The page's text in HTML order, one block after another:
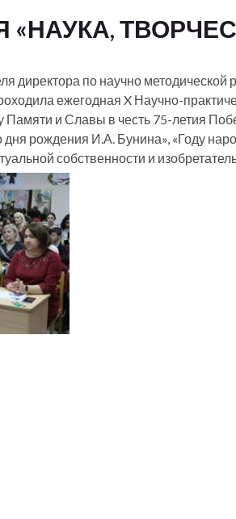
директора по научно
ежегодная X Научно-
и Славы в честь 75-летия
рождения И.А. Бунина», «Году
собственности и